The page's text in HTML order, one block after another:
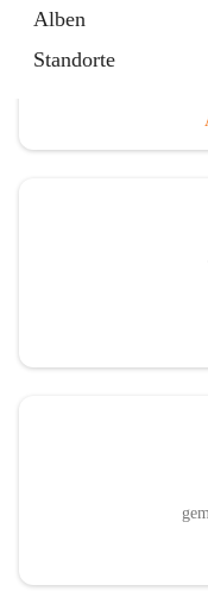
Alben
Standorte